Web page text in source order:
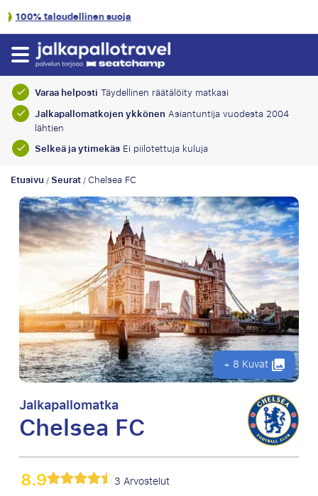
Asiakasluokitus9.1/10
Varaa helposti Täydellinen räätälöity matkasi
Jalkapallomatkojen ykkönen Asiantuntija vuodesta 2004
lähtien
Selkeä ja ytimekäsEi piilotettuja kuluja
Etusivu/Seurat/Chelsea FC
+ 8 Kuvat
Jalkapallomatka
Chelsea FC
8.9 3 Arvostelut